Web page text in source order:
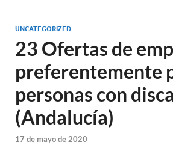
UNCATEGORIZED
23 Ofertas de
preferentemente
personas con
(Andalucía)
17 de mayo de 2020